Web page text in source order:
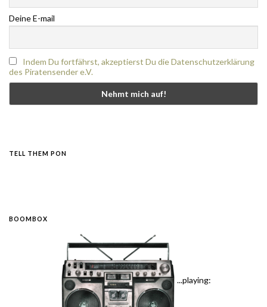
Deine E-mail
Indem Du fortfährst, akzeptierst Du die Datenschutzerklärung
des Piratensender e.V.
TELL THEM PON
BOOMBOX
...playing: